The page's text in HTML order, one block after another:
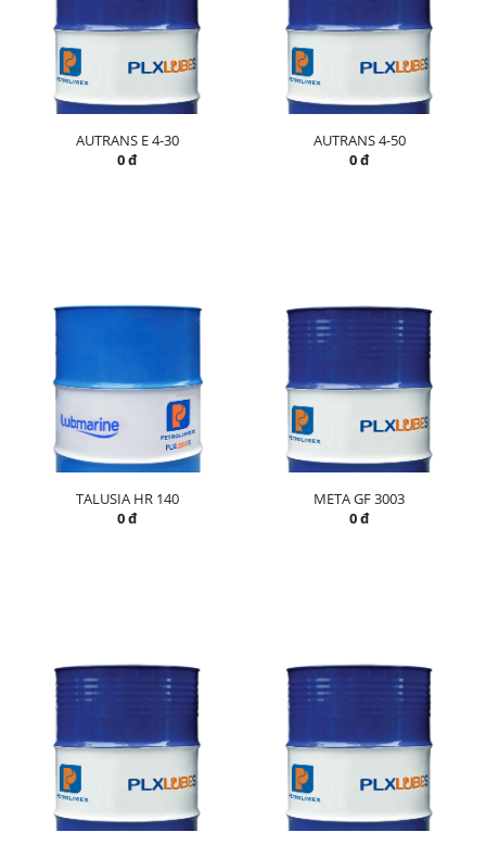
AUTRANS E 4-30
0 đ
AUTRANS 4-50
0 đ
TALUSIA HR 140
0 đ
META GF 3003
0 đ